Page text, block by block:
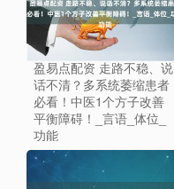
盈易点配资 走路不稳、说
话不清？多系统萎缩患者
必看！中医1个方子改善
平衡障碍！_言语_体位_
功能